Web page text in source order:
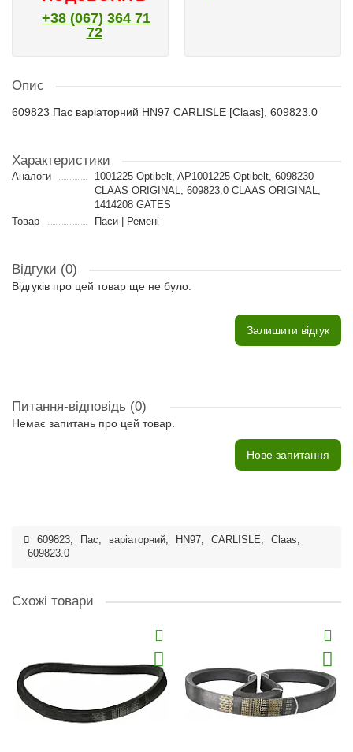
+38 (067) 364 71
72
Опис
609823 Пас варіаторний HN97 CARLISLE [Claas], 609823.0
Характеристики
Аналоги
1001225 Optibelt, AP1001225 Optibelt, 6098230
CLAAS ORIGINAL, 609823.0 CLAAS ORIGINAL,
1414208 GATES
Товар
Паси | Ремені
Відгуки (0)
Відгуків про цей товар ще не було.
Залишити відгук
Питання-відповідь (0)
Немає запитань про цей товар.
Нове запитання
609823, Пас, варіаторний, HN97, CARLISLE, Claas,
609823.0
Схожі товари